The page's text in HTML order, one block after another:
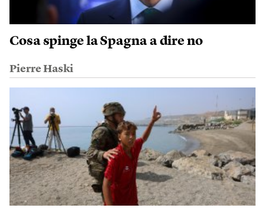
Cosa spinge la Spagna a dire no
Pierre Haski